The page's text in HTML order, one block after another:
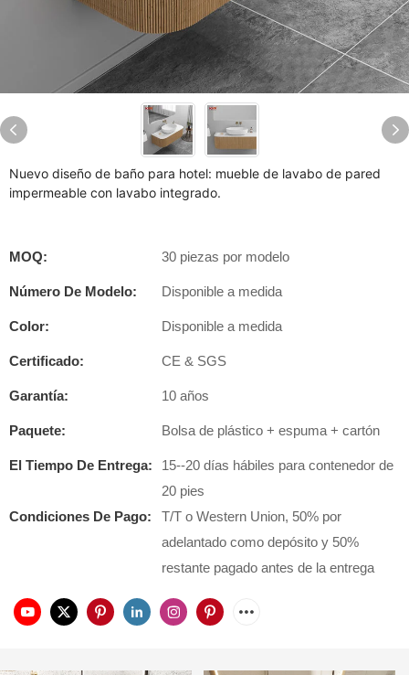
Nuevo diseño de baño para hotel: mueble de lavabo de pared
impermeable con lavabo integrado.
MOQ: 30 piezas por modelo
Número De Modelo: Disponible a medida
Color: Disponible a medida
Certificado: CE & SGS
Garantía: 10 años
Paquete: Bolsa de plástico + espuma + cartón
El Tiempo De Entrega:
15--20 días hábiles para contenedor de
20 pies
Condiciones De Pago:
T/T o Western Union, 50% por
adelantado como depósito y 50%
restante pagado antes de la entrega